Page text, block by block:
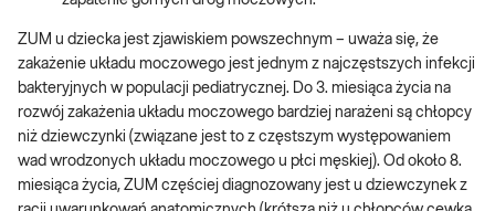
ZUM u dziecka jest zjawiskiem powszechnym – uważa się, że
zakażenie układu moczowego jest jednym z najczęstszych infekcji
bakteryjnych w populacji pediatrycznej. Do 3. miesiąca życia na
rozwój zakażenia układu moczowego bardziej narażeni są chłopcy
niż dziewczynki (związane jest to z częstszym występowaniem
wad wrodzonych układu moczowego u płci męskiej). Od około 8.
miesiąca życia, ZUM częściej diagnozowany jest u dziewczynek z